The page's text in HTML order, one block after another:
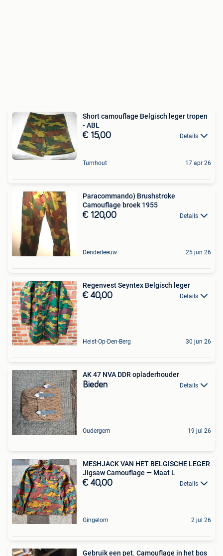
Short camouflage Belgisch leger tropen
- ABL
€ 15,00 Details
Turnhout 17 apr 26
Paracommando) Brushstroke
Camouflage broek 1955
€ 120,00 Details
Denderleeuw 25 jun 26
Regenvest Seyntex Belgisch leger
€ 40,00 Details
Heist-Op-Den-Berg 30 jun 26
AK 47 NVA DDR opladerhouder
Bieden Details
Oudergem 19 jul 26
MESHJACK VAN HET BELGISCHE LEGER
Jigsaw Camouflage — Maat L
€ 40,00 Details
Gingelom 2 jul 26
Gebruik een pet. Camouflage in het bos